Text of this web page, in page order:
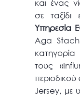
και ένας
σε ταξίδι
Υπηρεσία
Aga
τους
Jersey, με